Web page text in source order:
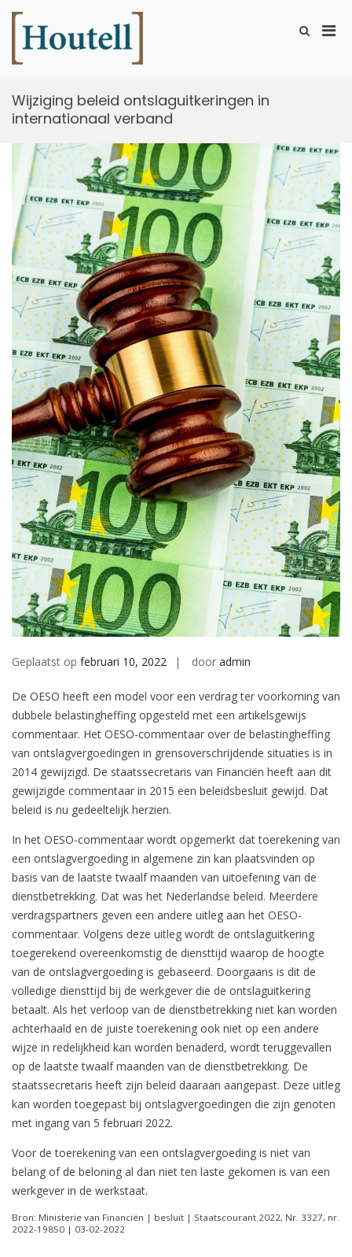
naar
inhoud
Toon
Wijziging beleid ontslaguitkeringen in
internationaal verband
Geplaatst op februari 10, 2022 door admin
De OESO heeft een model voor een verdrag ter voorkoming van
dubbele belastingheffing opgesteld met een artikelsgewijs
commentaar. Het OESO-commentaar over de belastingheffing
van ontslagvergoedingen in grensoverschrijdende situaties is in
2014 gewijzigd. De staatssecretaris van Financiën heeft aan dit
gewijzigde commentaar in 2015 een beleidsbesluit gewijd. Dat
beleid is nu gedeeltelijk herzien.
In het OESO-commentaar wordt opgemerkt dat toerekening van
een ontslagvergoeding in algemene zin kan plaatsvinden op
basis van de laatste twaalf maanden van uitoefening van de
dienstbetrekking. Dat was het Nederlandse beleid. Meerdere
verdragspartners geven een andere uitleg aan het OESO-
commentaar. Volgens deze uitleg wordt de ontslaguitkering
toegerekend overeenkomstig de diensttijd waarop de hoogte
van de ontslagvergoeding is gebaseerd. Doorgaans is dit de
volledige diensttijd bij de werkgever die de ontslaguitkering
betaalt. Als het verloop van de dienstbetrekking niet kan worden
achterhaald en de juiste toerekening ook niet op een andere
wijze in redelijkheid kan worden benaderd, wordt teruggevallen
op de laatste twaalf maanden van de dienstbetrekking. De
staatssecretaris heeft zijn beleid daaraan aangepast. Deze uitleg
kan worden toegepast bij ontslagvergoedingen die zijn genoten
met ingang van 5 februari 2022.
Voor de toerekening van een ontslagvergoeding is niet van
belang of de beloning al dan niet ten laste gekomen is van een
werkgever in de werkstaat.
Bron: Ministerie van Financiën | besluit | Staatscourant 2022, Nr. 3327, nr.
2022-19850 | 03-02-2022